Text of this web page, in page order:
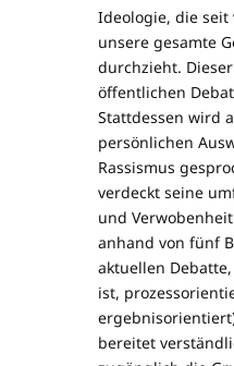
Ideologie, die seit
unsere gesamte
durchzieht.
öffentlichen
Stattdessen wird
persönlichen
Rassismus
verdeckt seine
und
anhand von fünf
aktuellen
ist,
bereitet